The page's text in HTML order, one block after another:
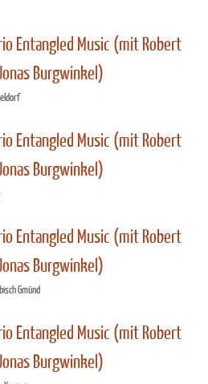
Entangled Music (mit Robert
Burgwinkel)
Entangled Music (mit Robert
Burgwinkel)
Entangled Music (mit Robert
Burgwinkel)
Gmünd
Entangled Music (mit Robert
Burgwinkel)